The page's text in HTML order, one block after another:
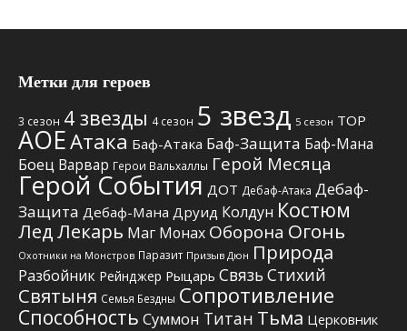
Метки для героев
3 сезон 4 звезды 4 сезон 5 звезд 5 сезон TOP
АОЕАтака Баф-Атака Баф-Защита Баф-Мана
Боец Варвар Герои Вальхаллы Герой Месяца
Герой События ДОТ Дебаф-Атака Дебаф-
Защита Дебаф-Мана Друид Колдун Костюм
ЛедЛекарь Маг Монах Оборона Огонь
Охотники на Монстров Паразит Призыв Дюн Природа
Разбойник Рейнджер Рыцарь Связь Стихий
Святыня Семья Бездны Сопротивление
Способность Суммон Титан Тьма Церковник